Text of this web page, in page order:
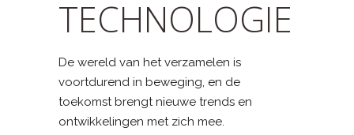
TECHNOLOGIE
De wereld van het verzamelen is
voortdurend in beweging, en de
toekomst brengt nieuwe trends en
ontwikkelingen met zich mee.